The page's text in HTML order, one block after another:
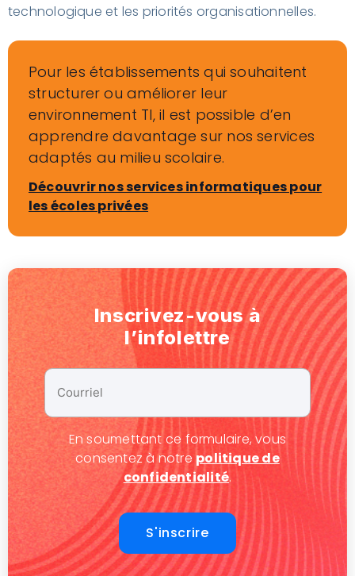
technologique et les priorités organisationnelles.
Pour les établissements qui souhaitent
structurer ou améliorer leur
environnement TI, il est possible d’en
apprendre davantage sur nos services
adaptés au milieu scolaire.
Découvrir nos services informatiques pour
les écoles privées
Inscrivez-vous à
l’infolettre
Courriel
En soumettant ce formulaire, vous
consentez à notre politique de
confidentialité.
S'inscrire